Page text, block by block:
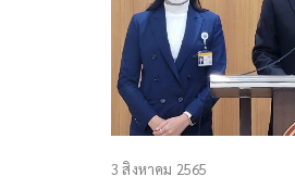
3 สิงหาคม 2565